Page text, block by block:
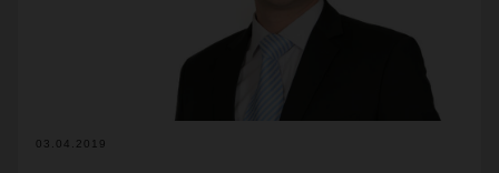
03.04.2019